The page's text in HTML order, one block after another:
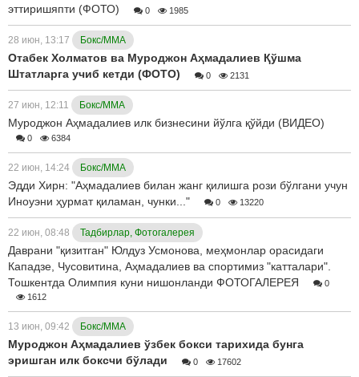
эттиришяпти (ФОТО)
0 1985
28 июн, 13:17 Бокс/ММА
Отабек Холматов ва Муроджон Аҳмадалиев Қўшма
Штатларга учиб кетди (ФОТО)
0 2131
27 июн, 12:11 Бокс/ММА
Муроджон Аҳмадалиев илк бизнесини йўлга қўйди (ВИДЕО)
0 6384
22 июн, 14:24 Бокс/ММА
Эдди Хирн: "Аҳмадалиев билан жанг қилишга рози бўлгани учун
Иноуэни ҳурмат қиламан, чунки..."
0 13220
22 июн, 08:48 Тадбирлар, Фотогалерея
Даврани "қизитган" Юлдуз Усмонова, меҳмонлар орасидаги
Кападзе, Чусовитина, Аҳмадалиев ва спортимиз "катталари".
Тошкентда Олимпия куни нишонланди ФОТОГАЛЕРЕЯ
0
1612
13 июн, 09:42 Бокс/ММА
Муроджон Аҳмадалиев ўзбек бокси тарихида бунга
эришган илк боксчи бўлади
0 17602